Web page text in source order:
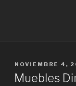
POSTED
ON
NOVIEMBRE 4,
Muebles